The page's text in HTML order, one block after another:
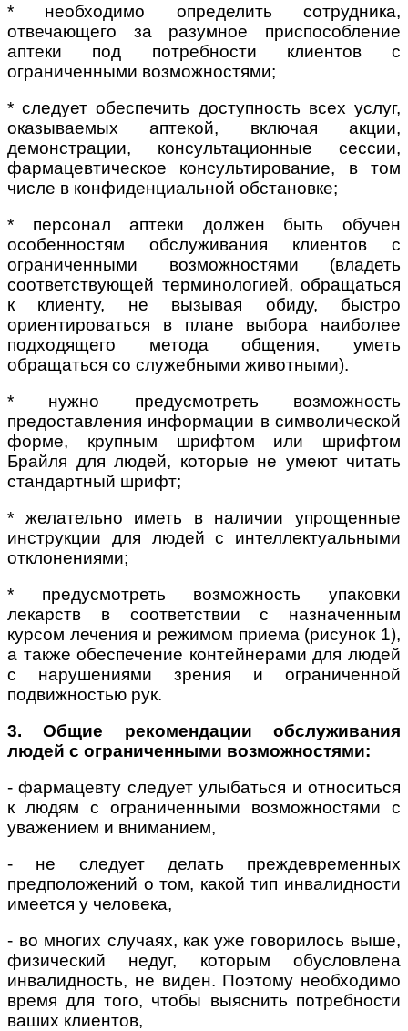
* необходимо определить сотрудника,
отвечающего за разумное приспособление
аптеки под потребности клиентов с
ограниченными возможностями;
* следует обеспечить доступность всех услуг,
оказываемых аптекой, включая акции,
демонстрации, консультационные сессии,
фармацевтическое консультирование, в том
числе в конфиденциальной обстановке;
* персонал аптеки должен быть обучен
особенностям обслуживания клиентов с
ограниченными возможностями (владеть
соответствующей терминологией, обращаться
к клиенту, не вызывая обиду, быстро
ориентироваться в плане выбора наиболее
подходящего метода общения, уметь
обращаться со служебными животными).
* нужно предусмотреть возможность
предоставления информации в символической
форме, крупным шрифтом или шрифтом
Брайля для людей, которые не умеют читать
стандартный шрифт;
* желательно иметь в наличии упрощенные
инструкции для людей с интеллектуальными
отклонениями;
* предусмотреть возможность упаковки
лекарств в соответствии с назначенным
курсом лечения и режимом приема (рисунок 1),
а также обеспечение контейнерами для людей
с нарушениями зрения и ограниченной
подвижностью рук.
3. Общие рекомендации обслуживания
людей с ограниченными возможностями:
- фармацевту следует улыбаться и относиться
к людям с ограниченными возможностями с
уважением и вниманием,
- не следует делать преждевременных
предположений о том, какой тип инвалидности
имеется у человека,
- во многих случаях, как уже говорилось выше,
физический недуг, которым обусловлена
инвалидность, не виден. Поэтому необходимо
время для того, чтобы выяснить потребности
ваших клиентов,